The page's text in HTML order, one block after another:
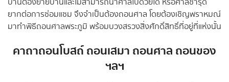
ยากต่อการซ่อมแซม จึงจำเป็นต้องถอนศาล โดยต้องเชิญพราหมณ์
มาทำพิธีถอนศาลพระภูมิ พร้อมบวงสรวงสิ่งศักดิ์สิทธิ์ที่อยู่ที่แห่งนั้น
คาถาถอนโบสถ์ ถอนเสมา ถอนศาล ถอนของ
ฯลฯ